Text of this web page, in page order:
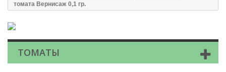
томата Вернисаж 0,1 гр.
ТОМАТЫ